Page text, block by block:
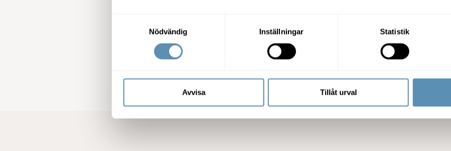
Nödvändig
Inställningar Statistik
Avvisa Tillåt urval
Press release